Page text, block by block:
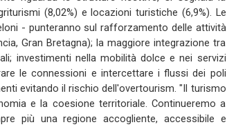
(8,02%) e locazioni turistiche (6,9%). Le
- punteranno sul rafforzamento delle attività
Gran Bretagna); la maggiore integrazione tra
investimenti nella mobilità dolce e nei servizi
le connessioni e intercettare i flussi dei poli
evitando il rischio dell'overtourism. "Il turismo
e la coesione territoriale. Continueremo a
più una regione accogliente, accessibile e